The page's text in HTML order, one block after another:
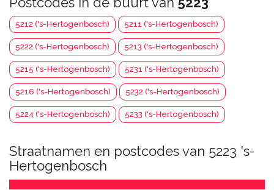
5212 ('s-Hertogenbosch) 5211 ('s-Hertogenbosch)
5222 ('s-Hertogenbosch) 5213 ('s-Hertogenbosch)
5215 ('s-Hertogenbosch) 5231 ('s-Hertogenbosch)
5216 ('s-Hertogenbosch) 5232 ('s-Hertogenbosch)
5224 ('s-Hertogenbosch) 5233 ('s-Hertogenbosch)
Straatnamen en postcodes van 5223 's-
Hertogenbosch